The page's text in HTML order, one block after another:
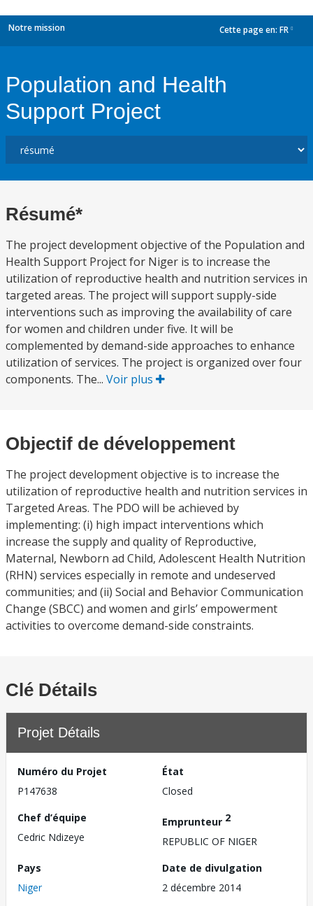
Notre mission Cette page en: FR
Population and Health
Support Project
Résumé*
The project development objective of the Population and
Health Support Project for Niger is to increase the
utilization of reproductive health and nutrition services in
targeted areas. The project will support supply-side
interventions such as improving the availability of care
for women and children under five. It will be
complemented by demand-side approaches to enhance
utilization of services. The project is organized over four
components. The... Voir plus
Objectif de développement
The project development objective is to increase the
utilization of reproductive health and nutrition services in
Targeted Areas. The PDO will be achieved by
implementing: (i) high impact interventions which
increase the supply and quality of Reproductive,
Maternal, Newborn ad Child, Adolescent Health Nutrition
(RHN) services especially in remote and undeserved
communities; and (ii) Social and Behavior Communication
Change (SBCC) and women and girls’ empowerment
activities to overcome demand-side constraints.
Clé Détails
Projet Détails
Numéro du Projet
P147638
État
Closed
Chef d’équipe
Cedric Ndizeye
Emprunteur 2
REPUBLIC OF NIGER
Pays
Niger
Date de divulgation
2 décembre 2014